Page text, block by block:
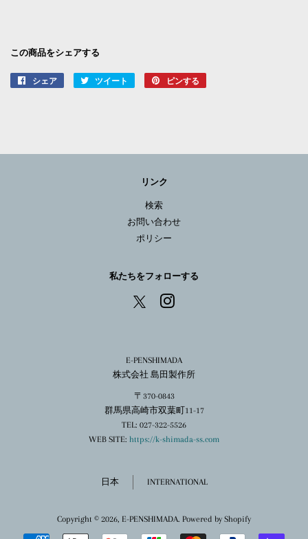
この商品をシェアする
シェア
Facebook
す
ツイート
Twitter
る
ピンする
る
リンク
検索
お問い合わせ
ポリシー
私たちをフォローする
E-PENSHIMADA
株式会社 島田製作所
〒370-0843
群馬県高崎市双葉町11-17
TEL: 027-322-5526
WEB SITE: https://k-shimada-ss.com
日本 INTERNATIONAL
Copyright © 2026, E-PENSHIMADA. Powered by Shopify